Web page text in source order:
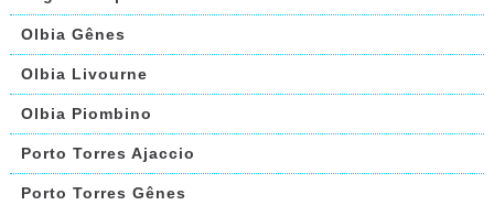
Olbia Gênes
Olbia Livourne
Olbia Piombino
Porto Torres Ajaccio
Porto Torres Gênes